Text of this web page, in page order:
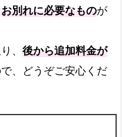
霊柩費用
ご案内
お別れに必要なものが
、 後から追加料金が
、どうぞご安心くだ